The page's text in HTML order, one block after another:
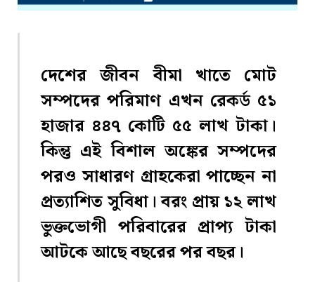
দেশের জীবন বীমা খাতে মোট
সম্পদের পরিমাণ এখন রেকর্ড ৫১
হাজার ৪৪৭ কোটি ৫৫ লাখ টাকা।
কিন্তু এই বিশাল অঙ্কের সম্পদের
পরও সাধারণ গ্রাহকেরা পাচ্ছেন না
প্রত্যাশিত সুবিধা। বরং প্রায় ১২ লাখ
ভুক্তভোগী পরিবারের প্রাপ্য টাকা
আটকে আছে বছরের পর বছর।